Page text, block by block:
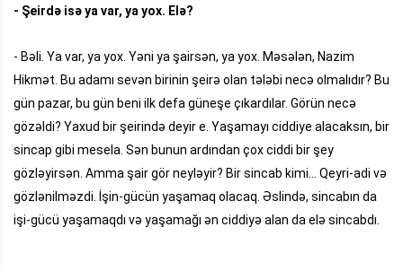
- Şeirdə isə ya var, ya yox. Elə?
- Bəli. Ya var, ya yox. Yəni ya şairsən, ya yox. Məsələn, Nazim
Hikmət. Bu adamı sevən birinin şeirə olan tələbi necə olmalıdır? Bu
gün pazar, bu gün beni ilk defa güneşe çıkardılar. Görün necə
gözəldi? Yaxud bir şeirində deyir e. Yaşamayı ciddiye alacaksın, bir
sincap gibi mesela. Sən bunun ardından çox ciddi bir şey
gözləyirsən. Amma şair gör neyləyir? Bir sincab kimi... Qeyri-adi və
gözlənilməzdi. İşin-gücün yaşamaq olacaq. Əslində, sincabın da
işi-gücü yaşamaqdı və yaşamağı ən ciddiyə alan da elə sincabdı.